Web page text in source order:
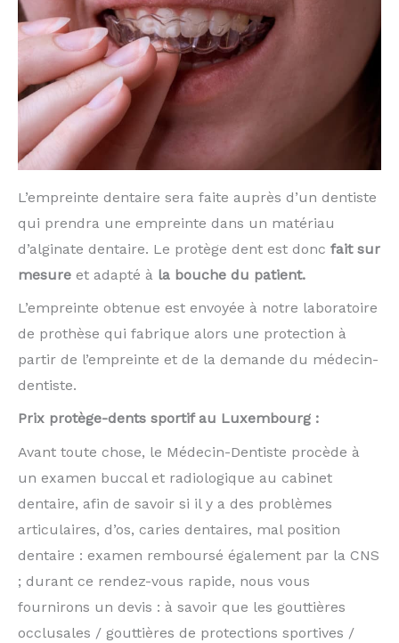
L’empreinte dentaire sera faite auprès d’un dentiste
qui prendra une empreinte dans un matériau
d’alginate dentaire. Le protège dent est donc fait sur
mesure et adapté à la bouche du patient.
L’empreinte obtenue est envoyée à notre laboratoire
de prothèse qui fabrique alors une protection à
partir de l’empreinte et de la demande du médecin-
dentiste.
Prix protège-dents sportif au Luxembourg :
Avant toute chose, le Médecin-Dentiste procède à
un examen buccal et radiologique au cabinet
dentaire, afin de savoir si il y a des problèmes
articulaires, d’os, caries dentaires, mal position
dentaire : examen remboursé également par la CNS
; durant ce rendez-vous rapide, nous vous
fournirons un devis : à savoir que les gouttières
occlusales / gouttières de protections sportives /